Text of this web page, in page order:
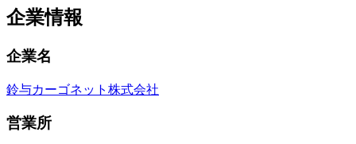
企業情報
企業名
鈴与カーゴネット株式会社
営業所